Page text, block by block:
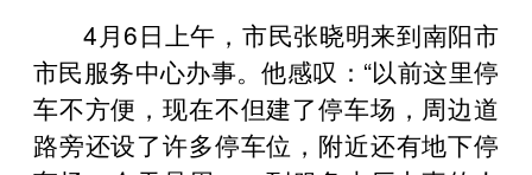
4月6日上午，市民张晓明来到南阳市
市民服务中心办事。他感叹：“以前这里停
车不方便，现在不但建了停车场，周边道
路旁还设了许多停车位，附近还有地下停